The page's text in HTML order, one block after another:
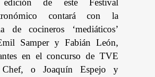
edición de este Festival
contará con la
de cocineros ‘mediáticos’
Samper y Fabián León,
en el concurso de TVE
Chef, o Joaquín Espejo y